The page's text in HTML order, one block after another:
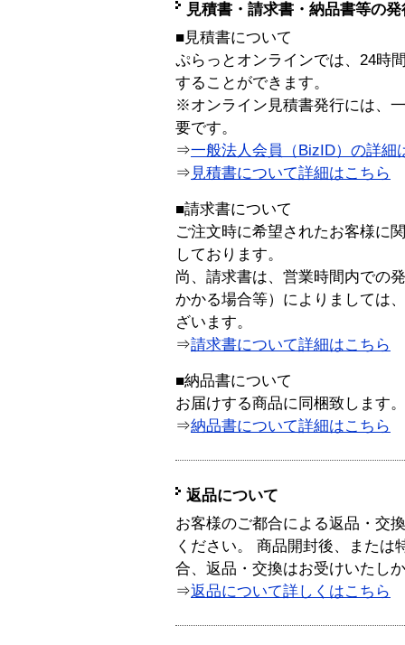
見積書・請求書・納品書等の
■見積書について
ぷらっとオンラインでは、24時
することができます。
※オンライン見積書発行には、
要です。
⇒一般法人会員（BizID）の詳細
⇒ 見積書について詳細はこちら
■請求書について
ご注文時に希望されたお客様に
しております。
尚、請求書は、営業時間内での
かかる場合等）によりましては
ざいます。
⇒請求書について詳細はこちら
■納品書について
お届けする商品に同梱致します。
⇒納品書について詳細はこちら
返品について
お客様のご都合による返品・交
ください。 商品開封後、または
合、返品・交換はお受けいたし
⇒返品について詳しくはこちら